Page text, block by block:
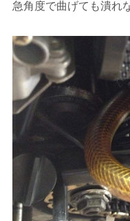
急角度で曲げても潰れ